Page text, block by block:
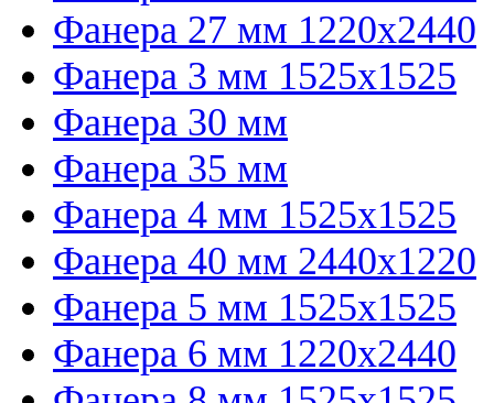
Фанера 27 мм 1220х2440
Фанера 3 мм 1525х1525
Фанера 30 мм
Фанера 35 мм
Фанера 4 мм 1525х1525
Фанера 40 мм 2440х1220
Фанера 5 мм 1525х1525
Фанера 6 мм 1220х2440